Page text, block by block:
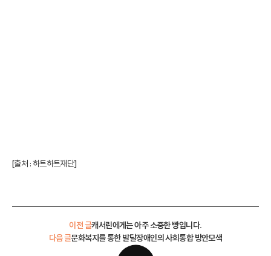
[출처 :하트하트재단]
이전 글캐서린에게는 아주 소중한 빵입니다.
문화복지를 통한 발달장애인의 사회통합 방안모색
다음 글